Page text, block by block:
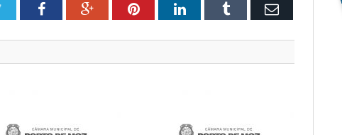
TwitterFacebookGoogle+PinterestLinkedInTumblr Email